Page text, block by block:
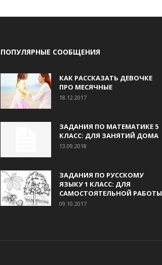
ПОПУЛЯРНЫЕ СООБЩЕНИЯ
КАК РАССКАЗАТЬ ДЕВОЧКЕ
ПРО МЕСЯЧНЫЕ
18.12.2017
ЗАДАНИЯ ПО МАТЕМАТИКЕ 5
КЛАСС: ДЛЯ ЗАНЯТИЙ ДОМА
13.09.2018
ЗАДАНИЯ ПО РУССКОМУ
ЯЗЫКУ 1 КЛАСС: ДЛЯ
САМОСТОЯТЕЛЬНОЙ РАБОТЫ
09.10.2017